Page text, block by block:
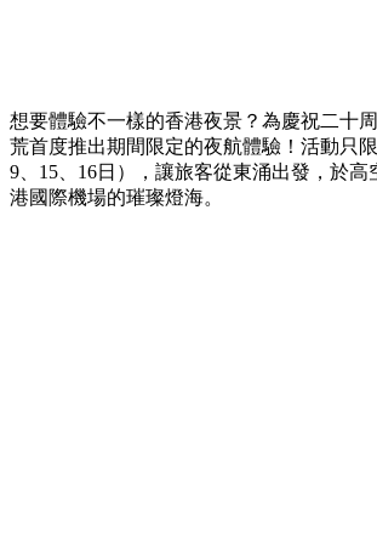
想要體驗不一樣的香港夜景？為慶祝二十
荒首度推出期間限定的夜航體驗！活動只限
9、15、16日），讓旅客從東涌出發，於高
港國際機場的璀璨燈海。